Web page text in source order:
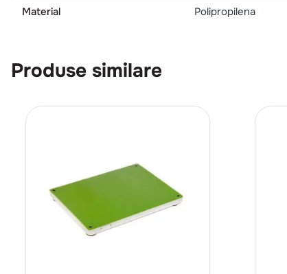
Material
Polipropilena
Produse similare